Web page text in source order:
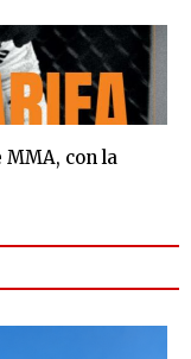
MMA, con la